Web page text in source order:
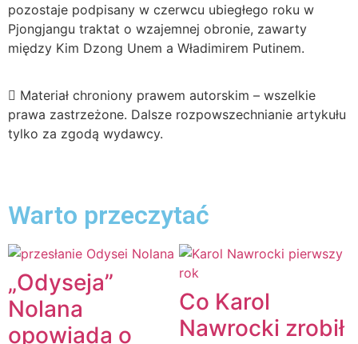
pozostaje podpisany w czerwcu ubiegłego roku w
Pjongjangu traktat o wzajemnej obronie, zawarty
między Kim Dzong Unem a Władimirem Putinem.
Materiał chroniony prawem autorskim – wszelkie
prawa zastrzeżone. Dalsze rozpowszechnianie artykułu
tylko za zgodą wydawcy.
Warto przeczytać
„Odyseja”
Nolana
opowiada o
Co Karol
Nawrocki zrobił